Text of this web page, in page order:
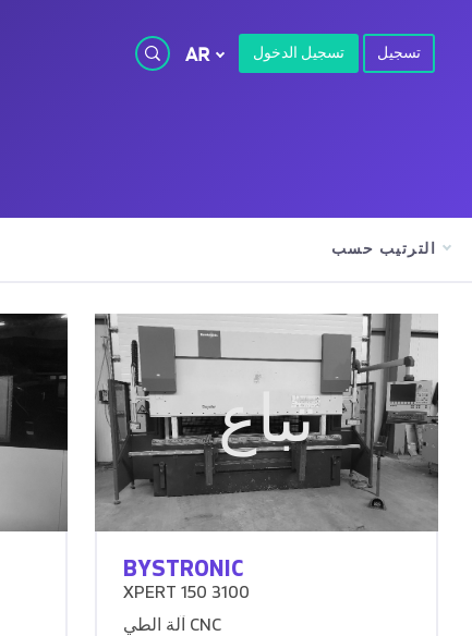
AR تسجيل الدخول تسجيل
الترتيب حسب
تباع
BYSTRONIC
XPERT 150 3100
آلة الطي CNC